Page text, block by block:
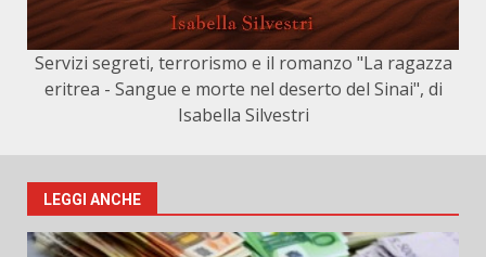
Servizi segreti, terrorismo e il romanzo "La ragazza
eritrea - Sangue e morte nel deserto del Sinai", di
Isabella Silvestri
LEGGI ANCHE